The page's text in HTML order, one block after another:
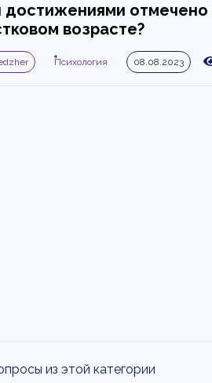
достижениями отмечено
возрасте?
Психология 08.08.2023
из этой категории